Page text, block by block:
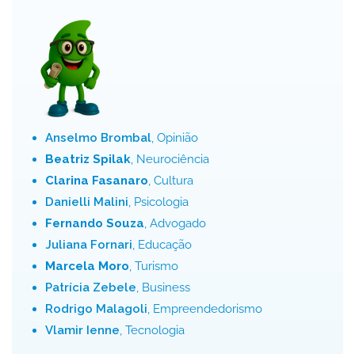
Anselmo Brombal, Opinião
Beatriz Spilak, Neurociência
Clarina Fasanaro, Cultura
Danielli Malini, Psicologia
Fernando Souza, Advogado
Juliana Fornari, Educação
Marcela Moro, Turismo
Patrícia Zebele, Business
Rodrigo Malagoli, Empreendedorismo
Vlamir Ienne, Tecnologia